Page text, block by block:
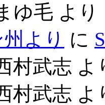
ゆ毛 より
より に
村武志 よ
村武志 よ